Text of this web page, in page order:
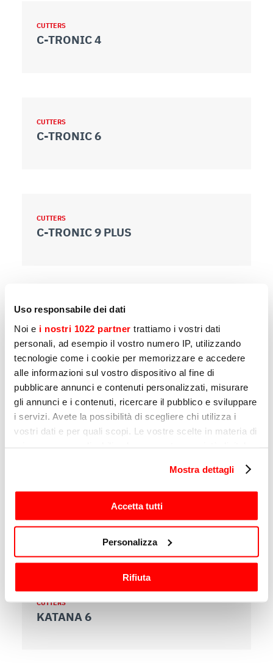
Uso responsabile dei dati
Noi e i nostri 1022 partner trattiamo i vostri dati
personali, ad esempio il vostro numero IP, utilizzando
tecnologie come i cookie per memorizzare e accedere
alle informazioni sul vostro dispositivo al fine di
pubblicare annunci e contenuti personalizzati, misurare
gli annunci e i contenuti, ricercare il pubblico e sviluppare
i servizi. Avete la possibilità di scegliere chi utilizza i
vostri dati e per quali scopi. Le vostre scelte in materia di
modificare o revocare il proprio consenso in qualsiasi
momento dalla Dichiarazione sui cookie o facendo clic
sull'icona di attivazione della privacy.
raccogliere informazioni sulla tua posizione
geografica, con un'approssimazione di qualche
Identificare il tuo dispositivo, scansionandolo
attivamente alla ricerca di caratteristiche specifiche
(impronte digitali).
Mostra dettagli
Accetta tutti
Personalizza
Rifiuta
CUTTERS
C-TRONIC 4
CUTTERS
C-TRONIC 6
CUTTERS
C-TRONIC 9 PLUS
CUTTERS
C-TRONIC 9
KATANA 12
KATANA 20
CUTTERS
KATANA 6